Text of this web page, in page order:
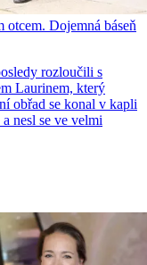
otcem. Dojemná báseň
rozloučili s
Laurinem, který
obřad se konal v kapli
nesl se ve velmi